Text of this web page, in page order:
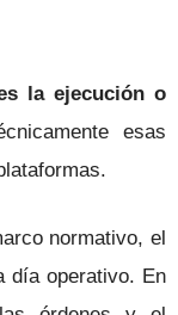
la ejecución o
esas
normativo, el
día operativo. En